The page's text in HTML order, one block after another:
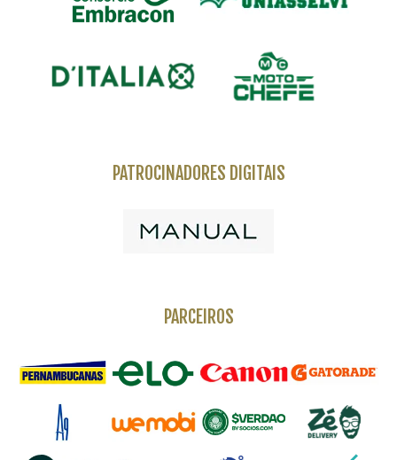
PATROCINADORES DIGITAIS
PARCEIROS